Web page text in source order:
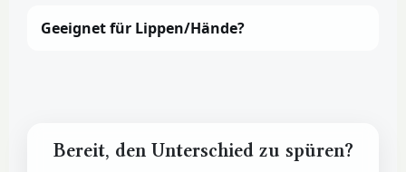
Geeignet für Lippen/Hände?
Bereit, den Unterschied zu spüren?